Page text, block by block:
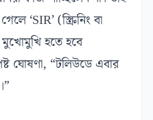
‘SIR’ (স্ক্রিনিং বা
হতে হবে
ঘোষণা, “টলিউডে এবার